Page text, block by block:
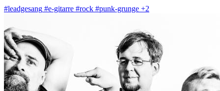
#leadgesang #e-gitarre #rock #punk-grunge +2